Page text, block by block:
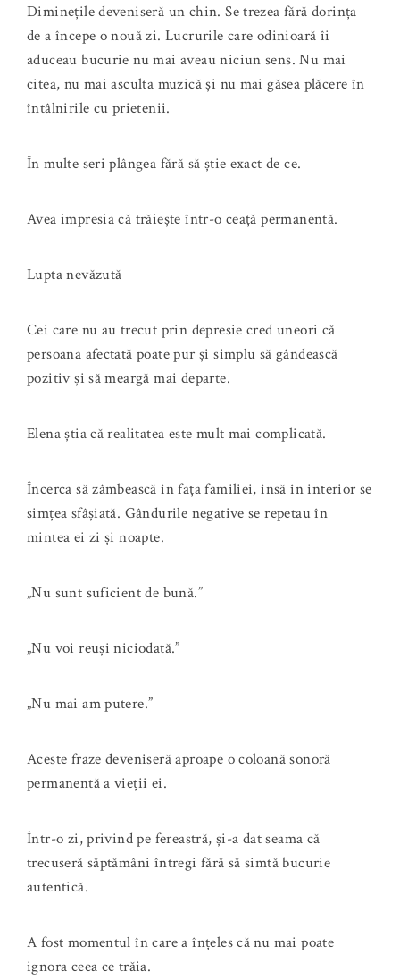
Diminețile deveniseră un chin. Se trezea fără dorința
de a începe o nouă zi. Lucrurile care odinioară îi
aduceau bucurie nu mai aveau niciun sens. Nu mai
citea, nu mai asculta muzică și nu mai găsea plăcere în
întâlnirile cu prietenii.
În multe seri plângea fără să știe exact de ce.
Avea impresia că trăiește într-o ceață permanentă.
Lupta nevăzută
Cei care nu au trecut prin depresie cred uneori că
persoana afectată poate pur și simplu să gândească
pozitiv și să meargă mai departe.
Elena știa că realitatea este mult mai complicată.
Încerca să zâmbească în fața familiei, însă în interior se
simțea sfâșiată. Gândurile negative se repetau în
mintea ei zi și noapte.
„Nu sunt suficient de bună.”
„Nu voi reuși niciodată.”
„Nu mai am putere.”
Aceste fraze deveniseră aproape o coloană sonoră
permanentă a vieții ei.
Într-o zi, privind pe fereastră, și-a dat seama că
trecuseră săptămâni întregi fără să simtă bucurie
autentică.
A fost momentul în care a înțeles că nu mai poate
ignora ceea ce trăia.